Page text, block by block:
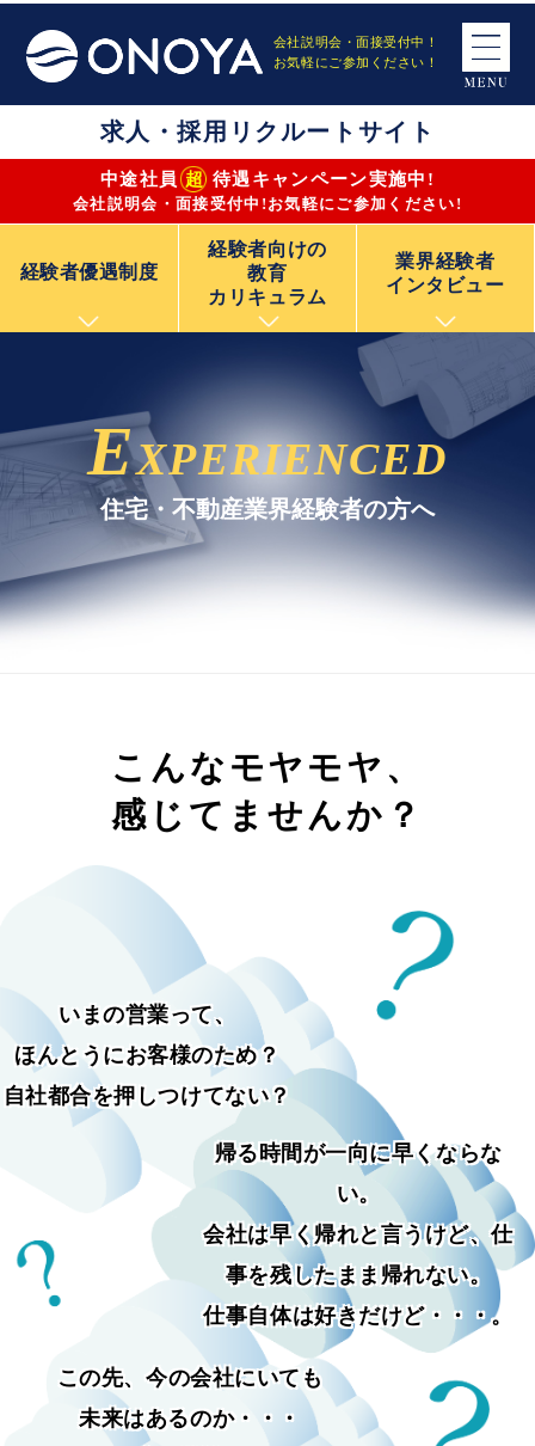
会社説明会・面接受付中！
お気軽にご参加ください！
求人・採用リクルートサイト
中途社員 超 待遇キャンペーン実施中!
会社説明会・面接受付中!お気軽にご参加ください!
EXPERIENCED
住宅・不動産業界経験者の方へ
経験者優遇制度
経験者向けの
教育
カリキュラム
業界経験者
インタビュー
こんなモヤモヤ、
感じてませんか？
いまの営業って、
ほんとうにお客様のため？
自社都合を押しつけてない？
帰る時間が一向に早くならな
い。
会社は早く帰れと言うけど、仕
事を残したまま帰れない。
仕事自体は好きだけど・・・。
この先、今の会社にいても
未来はあるのか・・・